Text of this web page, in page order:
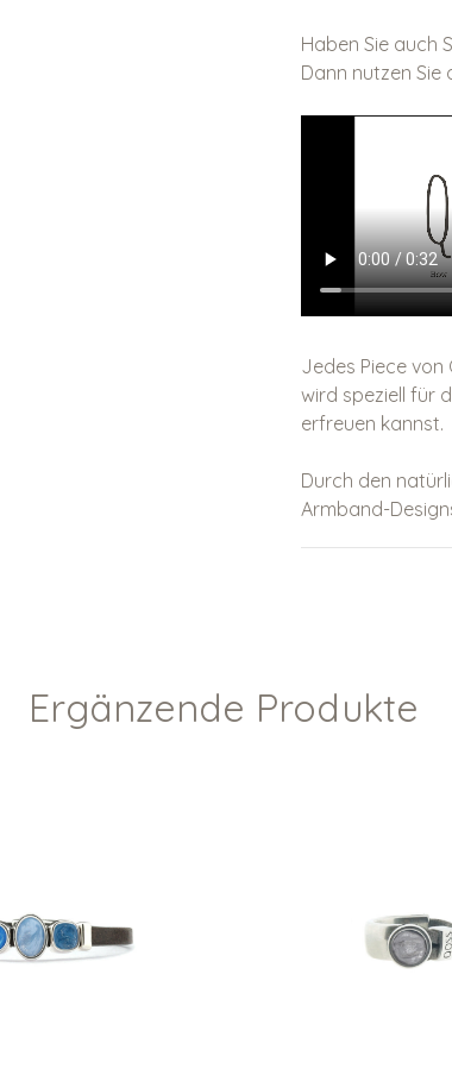
Haben Sie auch
Dann nutzen Sie
Jedes Piece
wird speziell für
erfreuen kannst.
Durch den
Armband-
Ergänzende Produkte